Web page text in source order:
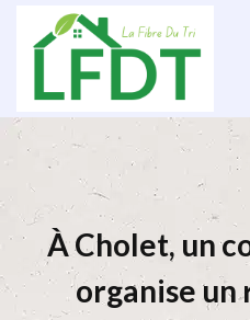
À Cholet, un
organise un